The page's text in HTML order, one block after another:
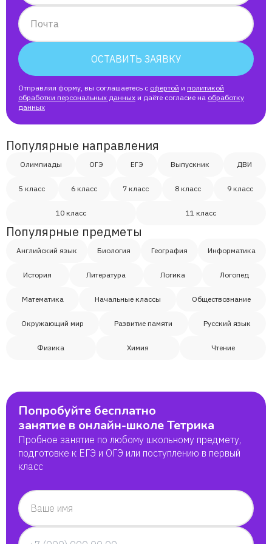
Александр
Давид
Артем
Дмитрий
Макар
Анни
Светлана
Петр
Мария
Захар
Почта
ОСТАВИТЬ ЗАЯВКУ
Отправляя форму, вы соглашаетесь с офертой и политикой
обработки персональных данных и даёте согласие на обработку
данных
Популярные направления
Олимпиады ОГЭ ЕГЭ Выпускник ДВИ
5 класс 6 класс 7 класс 8 класс 9 класс
10 класс 11 класс
Популярные предметы
Английский язык Биология География Информатика
История Литература Логика Логопед
Математика Начальные классы Обществознание
Окружающий мир Развитие памяти Русский язык
Физика Химия Чтение
Попробуйте бесплатно
занятие в онлайн-школе Тетрика
Пробное занятие по любому школьному предмету,
подготовке к ЕГЭ и ОГЭ или поступлению в первый
класс
Ваше имя